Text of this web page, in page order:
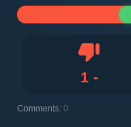
-
1
Comments: 0